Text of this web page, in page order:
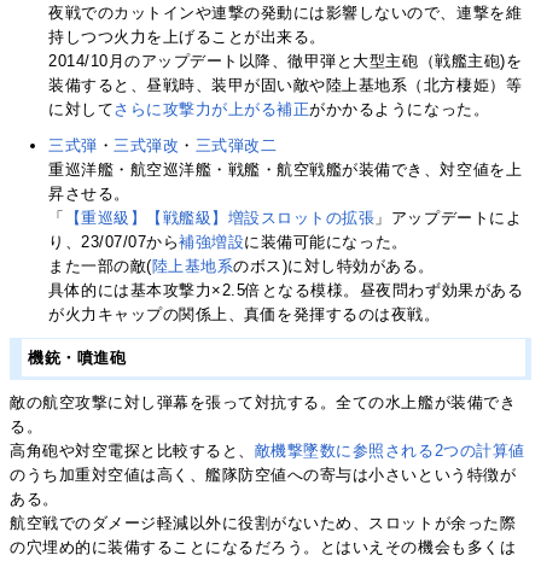
夜戦でのカットインや連撃の発動には影響しないので、連撃を維
持しつつ火力を上げることが出来る。
2014/10月のアップデート以降、徹甲弾と大型主砲（戦艦主砲)を
装備すると、昼戦時、装甲が固い敵や陸上基地系（北方棲姫）等
に対してさらに攻撃力が上がる補正がかかるようになった。
三式弾 ・ 三式弾改 ・ 三式弾改二
重巡洋艦・航空巡洋艦・戦艦・航空戦艦が装備でき、対空値を上
昇させる。
「
【重巡級】【戦艦級】増設スロットの拡張 」アップデートによ
り、23/07/07から補強増設に装備可能になった。
また一部の敵(陸上基地系のボス)に対し特効がある。
具体的には基本攻撃力×2.5倍となる模様。昼夜問わず効果がある
が火力キャップの関係上、真価を発揮するのは夜戦。
機銃・噴進砲
敵の航空攻撃に対し弾幕を張って対抗する。全ての水上艦が装備でき
る。
高角砲や対空電探と比較すると、 敵機撃墜数に参照される2つの計算値
のうち加重対空値は高く、艦隊防空値への寄与は小さいという特徴が
ある。
航空戦でのダメージ軽減以外に役割がないため、スロットが余った際
の穴埋め的に装備することになるだろう。とはいえその機会も多くは